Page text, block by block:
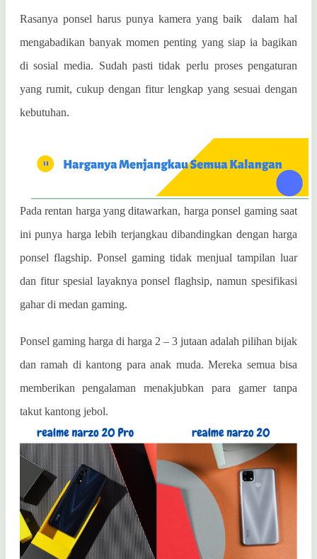
Rasanya ponsel harus punya kamera yang baik
dalam hal
mengabadikan banyak momen penting yang siap ia bagikan
di sosial media. Sudah pasti tidak perlu proses pengaturan
yang rumit, cukup dengan fitur lengkap yang sesuai dengan
kebutuhan.
Pada rentan harga yang ditawarkan, harga ponsel gaming saat
ini punya harga lebih terjangkau dibandingkan dengan harga
ponsel flagship. Ponsel gaming tidak menjual tampilan luar
dan fitur spesial layaknya ponsel flaghsip, namun spesifikasi
gahar di medan gaming.
Ponsel gaming harga di harga 2 – 3 jutaan adalah pilihan bijak
dan ramah di kantong para anak muda. Mereka semua bisa
memberikan pengalaman menakjubkan para gamer tanpa
takut kantong jebol.